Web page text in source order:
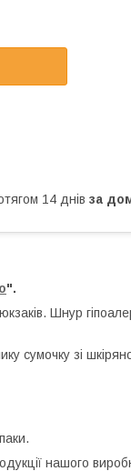
14 днів за
".
Шнур
сумочку зі
нашого